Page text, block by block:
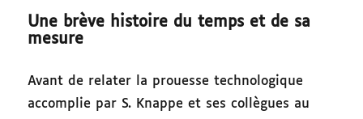
Une brève histoire du temps et de sa
mesure
Avant de relater la prouesse technologique
accomplie par S. Knappe et ses collègues au